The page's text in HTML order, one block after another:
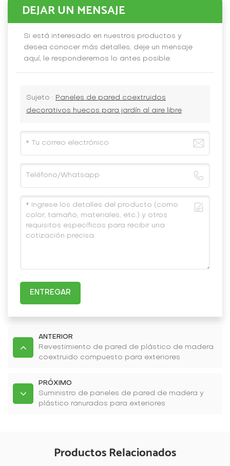
DEJAR UN MENSAJE
Si está interesado en nuestros productos y
desea conocer más detalles, deje un mensaje
aquí, le responderemos lo antes posible.
Sujeto : Paneles de pared coextruidos
decorativos huecos para jardín al aire libre
ENTREGAR
ANTERIOR
Revestimiento de pared de plástico de madera
coextruido compuesto para exteriores
PRÓXIMO
Suministro de paneles de pared de madera y
plástico ranurados para exteriores
Productos Relacionados